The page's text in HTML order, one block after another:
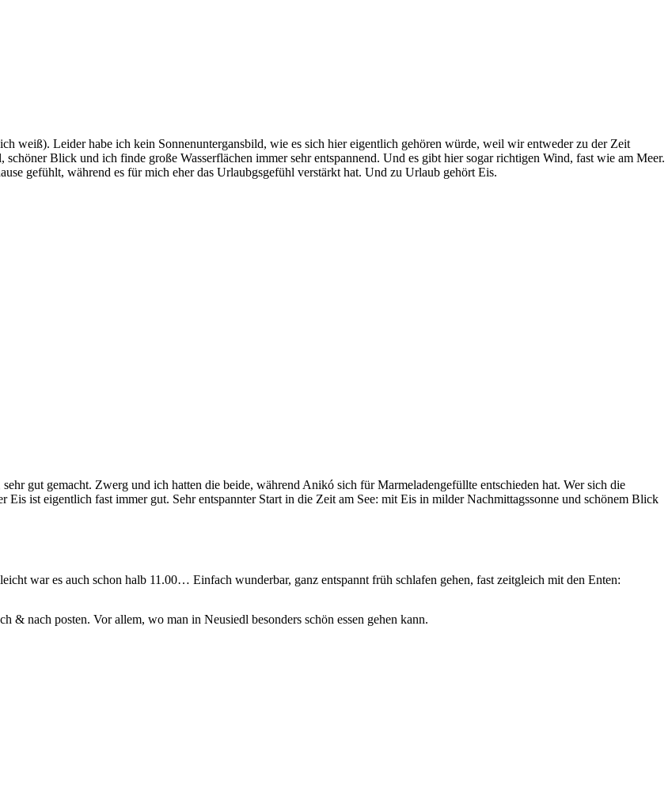
weiß). Leider habe ich kein Sonnenuntergansbild, wie es sich hier eigentlich gehören würde, weil wir entweder zu der Zeit
Blick und ich finde große Wasserflächen immer sehr entspannend. Und es gibt hier sogar richtigen Wind, fast wie am Meer.
gefühlt, während es für mich eher das Urlaubgsgefühl verstärkt hat. Und zu Urlaub gehört Eis.
gut gemacht. Zwerg und ich hatten die beide, während Anikó sich für Marmeladengefüllte entschieden hat. Wer sich die
Eis ist eigentlich fast immer gut. Sehr entspannter Start in die Zeit am See: mit Eis in milder Nachmittagssonne und schönem Blick
war es auch schon halb 11.00… Einfach wunderbar, ganz entspannt früh schlafen gehen, fast zeitgleich mit den Enten:
& nach posten. Vor allem, wo man in Neusiedl besonders schön essen gehen kann.